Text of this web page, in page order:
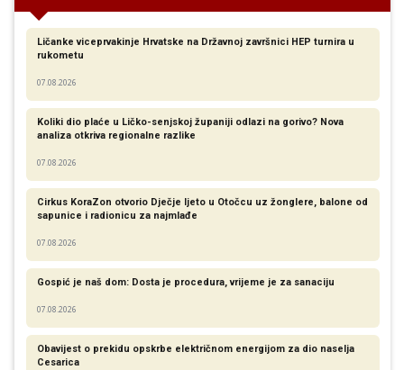
Ličanke viceprvakinje Hrvatske na Državnoj završnici HEP turnira u
rukometu
07.08.2026
Koliki dio plaće u Ličko-senjskoj županiji odlazi na gorivo? Nova
analiza otkriva regionalne razlike​
07.08.2026
Cirkus KoraZon otvorio Dječje ljeto u Otočcu uz žonglere, balone od
sapunice i radionicu za najmlađe
07.08.2026
Gospić je naš dom: Dosta je procedura, vrijeme je za sanaciju
07.08.2026
Obavijest o prekidu opskrbe električnom energijom za dio naselja
Cesarica